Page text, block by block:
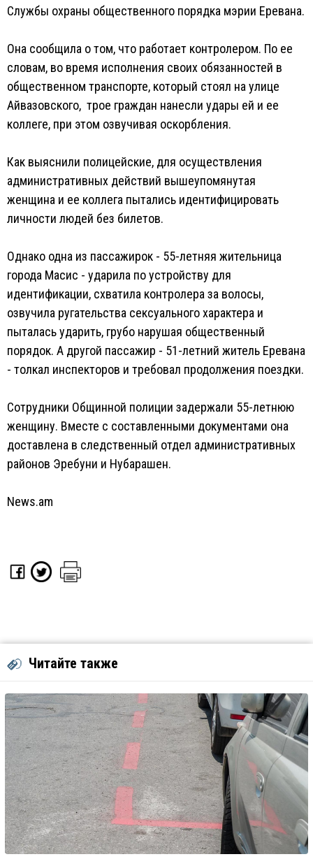
Службы охраны общественного порядка мэрии Еревана.
Она сообщила о том, что работает контролером. По ее
словам, во время исполнения своих обязанностей в
общественном транспорте, который стоял на улице
Айвазовского, трое граждан нанесли удары ей и ее
коллеге, при этом озвучивая оскорбления.
Как выяснили полицейские, для осуществления
административных действий вышеупомянутая
женщина и ее коллега пытались идентифицировать
личности людей без билетов.
Однако одна из пассажирок - 55-летняя жительница
города Масис - ударила по устройству для
идентификации, схватила контролера за волосы,
озвучила ругательства сексуального характера и
пыталась ударить, грубо нарушая общественный
порядок. А другой пассажир - 51-летний житель Еревана
- толкал инспекторов и требовал продолжения поездки.
Сотрудники Общинной полиции задержали 55-летнюю
женщину. Вместе с составленными документами она
доставлена в следственный отдел административных
районов Эребуни и Нубарашен.
News.am
Читайте также